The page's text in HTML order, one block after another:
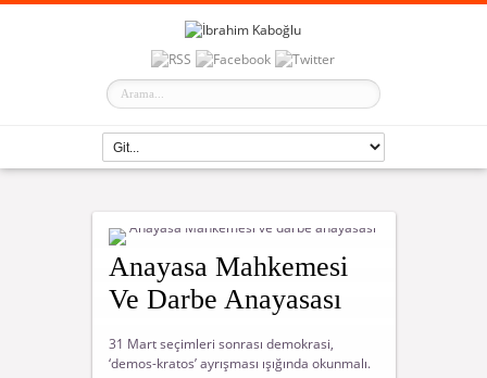
Anayasa Mahkemesi
Ve Darbe Anayasası
31 Mart seçimleri sonrası demokrasi,
‘demos-kratos’ ayrışması ışığında okunmalı.